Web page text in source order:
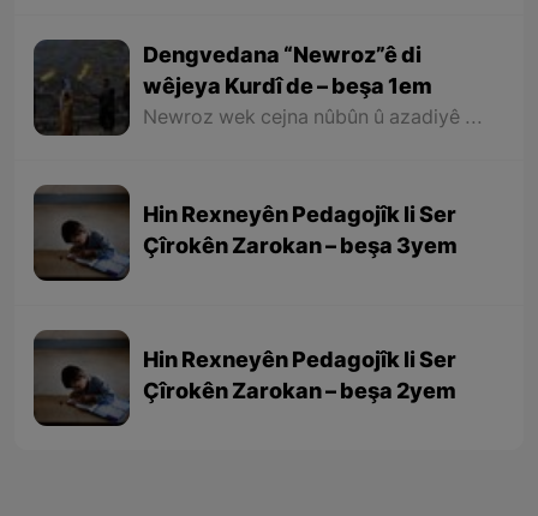
Dengvedana “Newroz”ê di
wêjeya Kurdî de – beşa 1em
Newroz wek cejna nûbûn û azadiyê di wêjeya Kurdî de û li cem helbestvan û nivîskarên Kurd, hertim girîngiya xwe hebûye. Helbestvan û nivîskarên Kurd di helbest û nivîsên xwe de Newroz wek bedewiyek, dergeheke azadiyê û sembola rizgariya netewî bi kar anîne. Ev mijare jî vedigere bo girêdana înkarkirî ya Kurd û Kurdistanê bi Newrozê re.
Hin Rexneyên Pedagojîk li Ser
Çîrokên Zarokan – beşa 3yem
Hin Rexneyên Pedagojîk li Ser
Çîrokên Zarokan – beşa 2yem